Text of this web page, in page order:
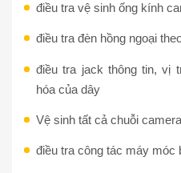
điều tra vệ sinh ống kính
điều tra đèn hồng ngoại
điều tra jack thông tin, vị
hóa của dây
Vệ sinh tất cả chuỗi
điều tra công tác máy móc